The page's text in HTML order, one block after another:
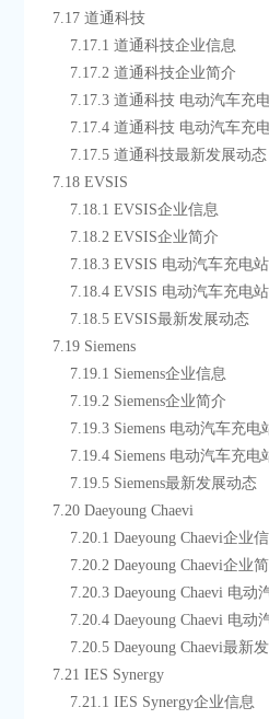
    7.17 道通科技
        7.17.1 道通科技企业信息
        7.17.2 道通科技企业简介
7.17.3 道通科技 电动
7.17.4 道通科技 电动
        7.17.5 道通科技最新发展动态
    7.18 EVSIS
        7.18.1 EVSIS企业信息
        7.18.2 EVSIS企业简介
7.18.3 EVSIS 电动汽车
7.18.4 EVSIS 电动汽车
        7.18.5 EVSIS最新发展动态
    7.19 Siemens
        7.19.1 Siemens企业信息
        7.19.2 Siemens企业简介
7.19.3 Siemens 电动汽
7.19.4 Siemens 电动汽
        7.19.5 Siemens最新发展动态
    7.20 Daeyoung Chaevi
7.20.1 Daeyoung Chaevi企业
7.20.2 Daeyoung Chaevi企业
7.20.3 Daeyoung
7.20.4 Daeyoung
7.20.5 Daeyoung Chaevi最
    7.21 IES Synergy
        7.21.1 IES Synergy企业信息